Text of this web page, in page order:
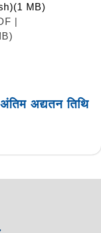
MB)
|
अद्यतन तिथि